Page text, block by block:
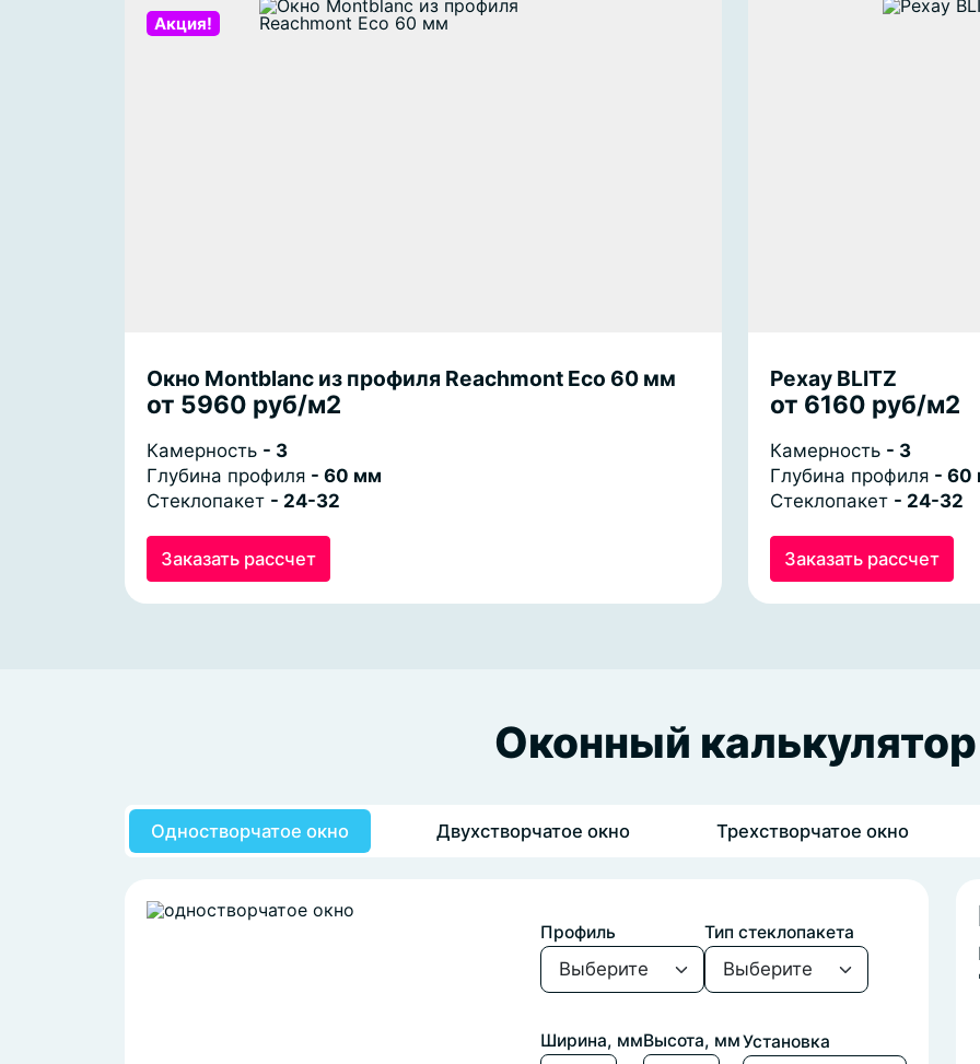
Акция!
Окно Montblanc из профиля Reachmont Eco 60 мм
от 5960 руб/м2
Камерность - 3
Глубина профиля - 60 мм
Стеклопакет - 24-32
Заказать рассчет
Рехау BLITZ
от 6160 руб/м2
Камерность - 3
Глубина профиля - 60
Стеклопакет - 24-32
Заказать рассчет
Оконный калькулятор
Одностворчатое окно Двухстворчатое окно Трехстворчатое окно
Профиль Тип стеклопакета
Ширина, ммВысота, ммУстановка